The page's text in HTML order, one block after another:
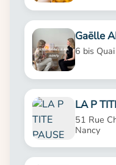
Gaëlle
6 bis
LA P
51 Rue
Nancy